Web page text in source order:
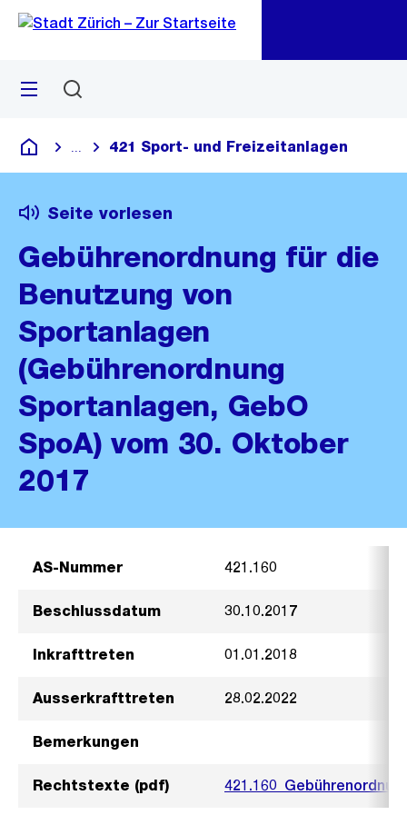
Navigation
Sprunglink
Menü
Deutsch
Blende alle Breadcrumbs ein
421 Sport- und Freizeitanlagen
Seite vorlesen
Gebührenordnung für die
Benutzung von
Sportanlagen
(Gebührenordnung
Sportanlagen, GebO
SpoA) vom 30. Oktober
2017
AS-Nummer 421.160
Beschlussdatum 30.10.2017
Inkrafttreten 01.01.2018
Ausserkrafttreten 28.02.2022
Bemerkungen
Rechtstexte (pdf)